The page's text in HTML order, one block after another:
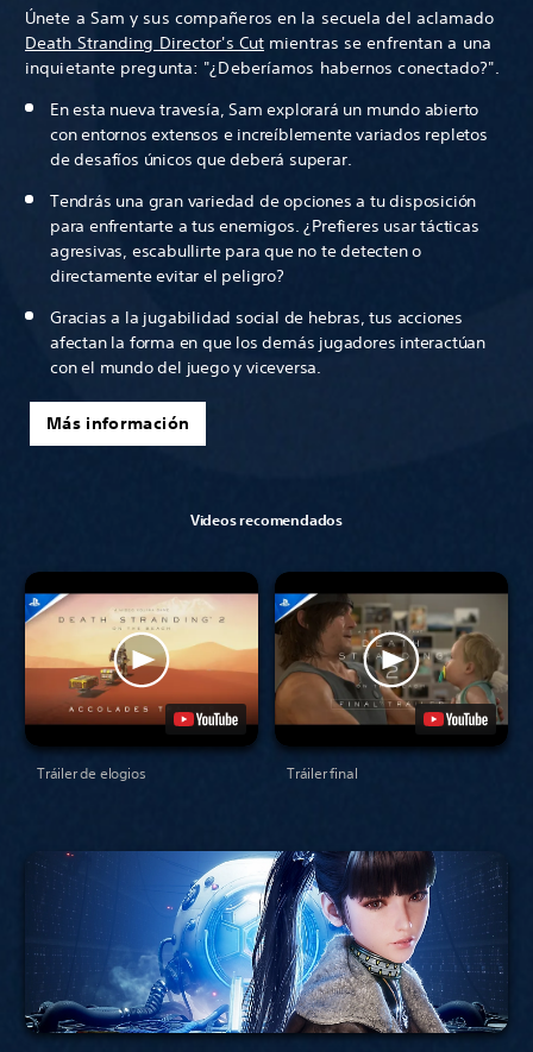
Únete a Sam y sus compañeros en la secuela del aclamado
Death Stranding Director's Cut mientras se enfrentan a una
inquietante pregunta: "¿Deberíamos habernos conectado?".
En esta nueva travesía, Sam explorará un mundo abierto
con entornos extensos e increíblemente variados repletos
de desafíos únicos que deberá superar.
Tendrás una gran variedad de opciones a tu disposición
para enfrentarte a tus enemigos. ¿Prefieres usar tácticas
agresivas, escabullirte para que no te detecten o
directamente evitar el peligro?
Gracias a la jugabilidad social de hebras, tus acciones
afectan la forma en que los demás jugadores interactúan
con el mundo del juego y viceversa.
Más información
Videos recomendados
Tráiler de elogios Tráiler final